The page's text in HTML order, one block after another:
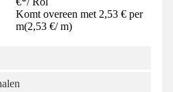
Komt overeen met 2,53 € per
m(2,53 €/ m)